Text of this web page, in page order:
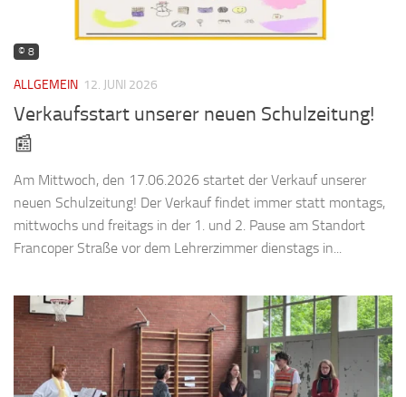
© 8
ALLGEMEIN 12. JUNI 2026
Verkaufsstart unserer neuen Schulzeitung!
📰
Am Mittwoch, den 17.06.2026 startet der Verkauf unserer
neuen Schulzeitung! Der Verkauf findet immer statt montags,
mittwochs und freitags in der 1. und 2. Pause am Standort
Francoper Straße vor dem Lehrerzimmer dienstags in...